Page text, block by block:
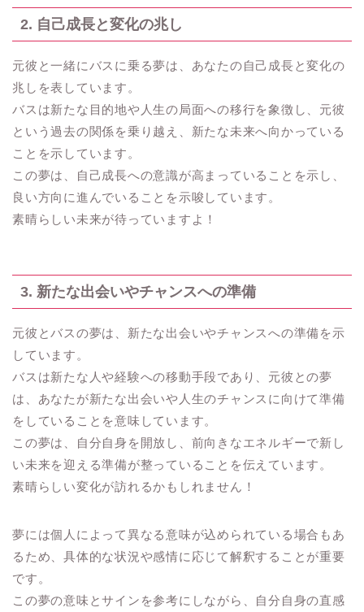
2. 自己成長と変化の兆し
元彼と一緒にバスに乗る夢は、あなたの自己成長と変化の
兆しを表しています。
バスは新たな目的地や人生の局面への移行を象徴し、元彼
という過去の関係を乗り越え、新たな未来へ向かっている
ことを示しています。
この夢は、自己成長への意識が高まっていることを示し、
良い方向に進んでいることを示唆しています。
素晴らしい未来が待っていますよ！
3. 新たな出会いやチャンスへの準備
元彼とバスの夢は、新たな出会いやチャンスへの準備を示
しています。
バスは新たな人や経験への移動手段であり、元彼との夢
は、あなたが新たな出会いや人生のチャンスに向けて準備
をしていることを意味しています。
この夢は、自分自身を開放し、前向きなエネルギーで新し
い未来を迎える準備が整っていることを伝えています。
素晴らしい変化が訪れるかもしれません！
夢には個人によって異なる意味が込められている場合もあ
るため、具体的な状況や感情に応じて解釈することが重要
です。
この夢の意味とサインを参考にしながら、自分自身の直感